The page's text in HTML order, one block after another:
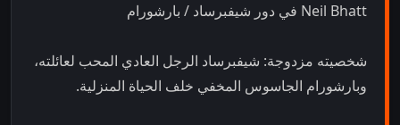
Neil Bhatt في دور شيفبرساد / بارشورام
شخصيته مزدوجة: شيفبرساد الرجل العادي المحب لعائلته،
وبارشورام الجاسوس المخفي خلف الحياة المنزلية.